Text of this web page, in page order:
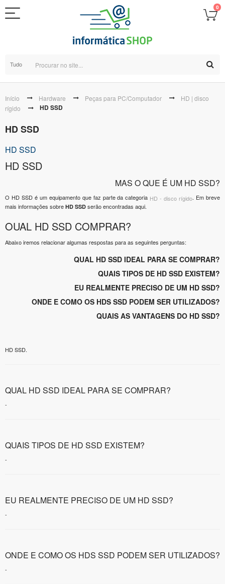
0
Tudo
Início Hardware Peças para PC/Computador
HD | disco
rígido
HD SSD
HD SSD
HD SSD
HD SSD
MAS O QUE É UM HD SSD?
O HD SSD é um equipamento que faz parte da categoria HD - disco rígido. Em breve
mais informações sobre HD SSD serão encontradas aqui.
OUAL HD SSD COMPRAR?
Abaixo iremos relacionar algumas respostas para as seguintes perguntas:
QUAL HD SSD IDEAL PARA SE COMPRAR?
QUAIS TIPOS DE HD SSD EXISTEM?
EU REALMENTE PRECISO DE UM HD SSD?
ONDE E COMO OS HDS SSD PODEM SER UTILIZADOS?
QUAIS AS VANTAGENS DO HD SSD?
HD SSD.
QUAL HD SSD IDEAL PARA SE COMPRAR?
-
QUAIS TIPOS DE HD SSD EXISTEM?
-
EU REALMENTE PRECISO DE UM HD SSD?
-
ONDE E COMO OS HDS SSD PODEM SER UTILIZADOS?
-